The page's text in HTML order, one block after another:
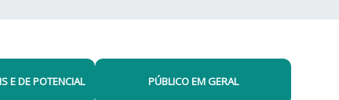
E DE POTENCIAL PÚBLICO EM GERAL